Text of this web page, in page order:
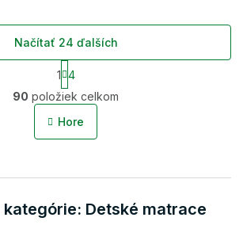
O
v
l
c
e
Načítať 24 ďalších
S
t
r
á
n
a
i
e
1 4
90 položiek celkom
Hore
Detské matrace